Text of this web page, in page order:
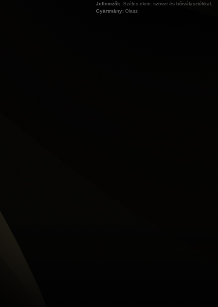
Jellemzők: Széles elem, szövet és bőrválasztékkal.
Gyártmány: Olasz